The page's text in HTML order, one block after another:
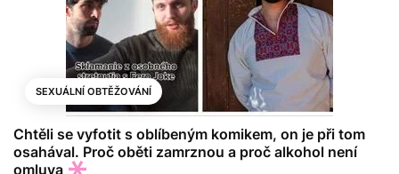
SEXUÁLNÍ OBTĚŽOVÁNÍ
Chtěli se vyfotit s oblíbeným komikem, on je při tom
osahával. Proč oběti zamrznou a proč alkohol není
omluva